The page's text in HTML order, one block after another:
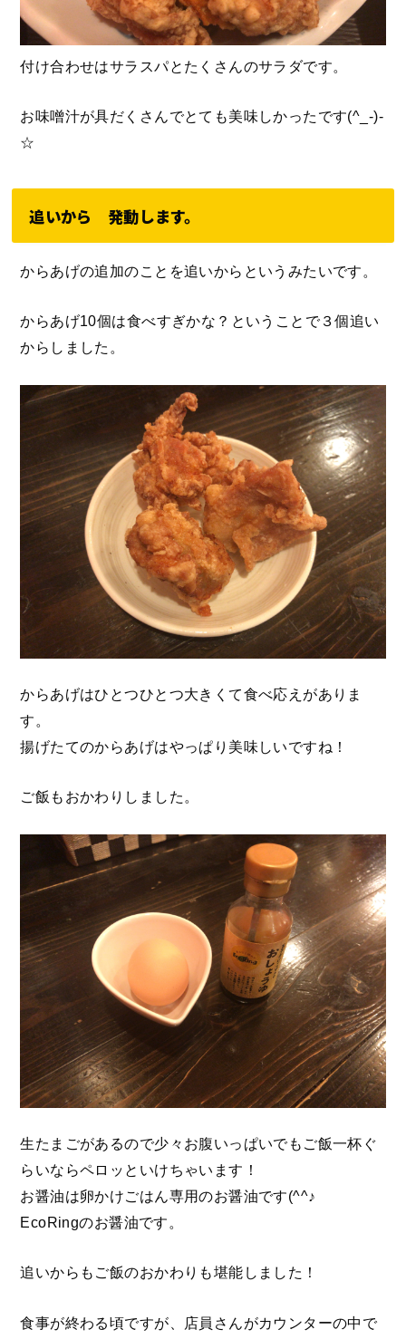
付け合わせはサラスパとたくさんのサラダです。
お味噌汁が具だくさんでとても美味しかったです(^_-)-
☆
追いから 発動します。
からあげの追加のことを追いからというみたいです。
からあげ10個は食べすぎかな？ということで３個追い
からしました。
からあげはひとつひとつ大きくて食べ応えがありま
す。
揚げたてのからあげはやっぱり美味しいですね！
ご飯もおかわりしました。
生たまごがあるので少々お腹いっぱいでもご飯一杯ぐ
らいならペロッといけちゃいます！
お醤油は卵かけごはん専用のお醤油です(^^♪
EcoRingのお醤油です。
追いからもご飯のおかわりも堪能しました！
食事が終わる頃ですが、店員さんがカウンターの中で